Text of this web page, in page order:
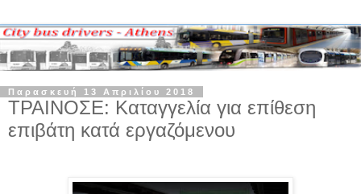
Παρασκευή 13 Απριλίου 2018
ΤΡΑΙΝΟΣΕ: Καταγγελία για επίθεση
επιβάτη κατά εργαζόμενου